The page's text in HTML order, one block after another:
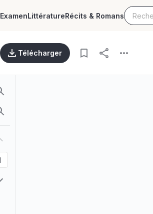
ExamenLittératureRécits & Romans
Télécharger